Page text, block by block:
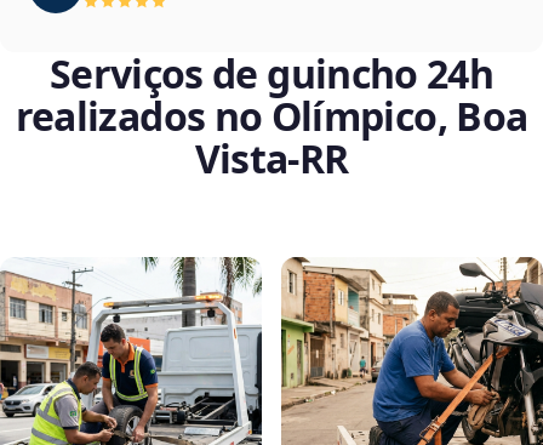
Serviços de guincho 24h
realizados no Olímpico, Boa
Vista‑RR